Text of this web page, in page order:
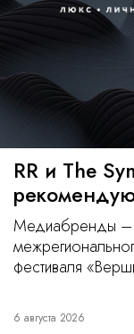
RR и The
Медиабренды –
фестиваля
6 августа 2026